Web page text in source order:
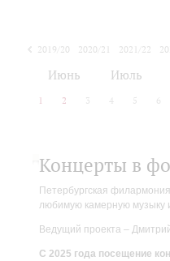
2019/20 2020/21 2021/22
Июнь Июль
1 2 3 4 5 6
Концерты в
Петербургская
любимую камерную музыку
Ведущий проекта –
С 2025 года посещение